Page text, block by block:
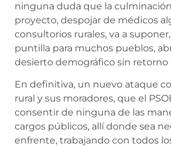
ninguna duda que la
proyecto, despojar de médicos
consultorios rurales, va a
puntilla para muchos pueblos,
desierto demográfico sin retorno
En definitiva, un nuevo ataque
rural y sus moradores, que el
consentir de ninguna de las
cargos públicos, allí donde sea
enfrente, trabajando con todos